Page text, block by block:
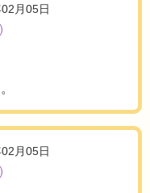
月05日
月05日